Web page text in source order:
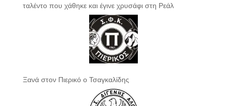
ταλέντο που χάθηκε και έγινε χρυσάφι στη Ρεάλ
Ξανά στον Πιερικό ο Τσαγκαλίδης